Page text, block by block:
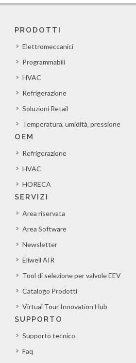
PRODOTTI
Elettromeccanici
Programmabili
HVAC
Refrigerazione
Soluzioni Retail
Temperatura, umidità, pressione
OEM
Refrigerazione
HVAC
HORECA
SERVIZI
Area riservata
Area Software
Newsletter
Eliwell AIR
Tool di selezione per valvole EEV
Catalogo Prodotti
Virtual Tour Innovation Hub
SUPPORTO
Supporto tecnico
Faq